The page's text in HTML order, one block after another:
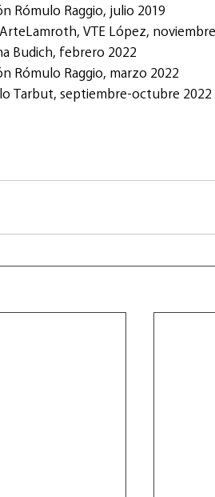
Rómulo Raggio, julio 2019
VTE López,
Budich, febrero 2022
Rómulo Raggio, marzo 2022
Tarbut, septiembre-octubre 2022